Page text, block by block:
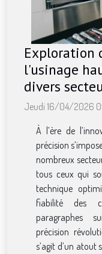
Exploration
l'usinage
divers
Jeudi 16/04/2026
À l’ère de
précision
nombreux
tous ceux qui
technique
fiabilité des
paragraphes
précision
s’agit d’un